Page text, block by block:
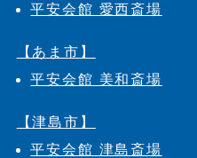
平安会館 愛西斎場
【あま市】
平安会館 美和斎場
【津島市】
平安会館 津島斎場